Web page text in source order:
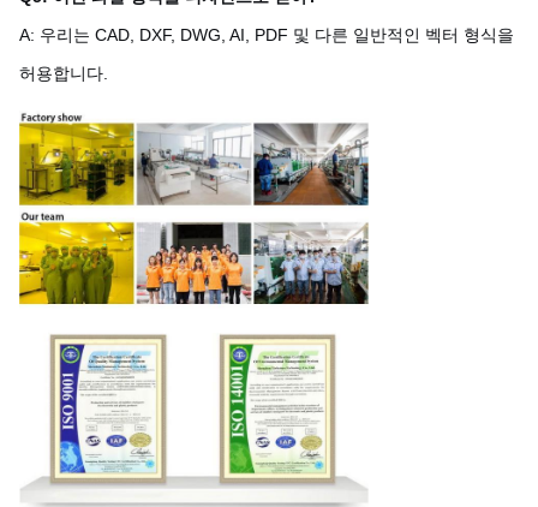
A: 우리는 CAD, DXF, DWG, AI, PDF 및 다른 일반적인 벡터 형식을
허용합니다.